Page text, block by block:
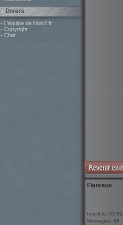
Divers
- L'équipe de Nwn2.fr
- Copyright
- Chat
Flanraus
Inscrit le: 03
Messages: 88